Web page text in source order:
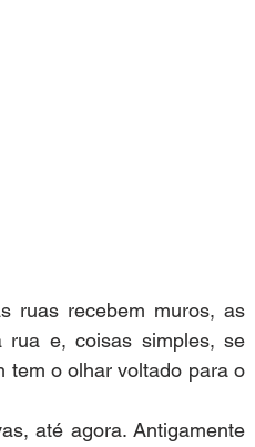
ruas recebem muros, as
rua e, coisas simples, se
tem o olhar voltado para o
até agora. Antigamente